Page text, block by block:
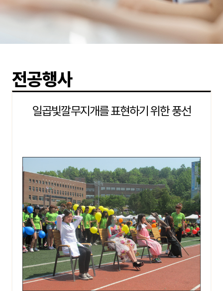
전공행사
일곱빛깔무지개를 표현하기 위한 풍선